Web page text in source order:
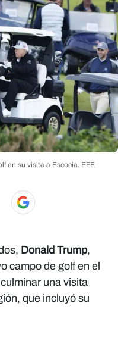
en su visita a Escocia. EFE
Donald Trump,
campo de golf en el
una visita
que incluyó su